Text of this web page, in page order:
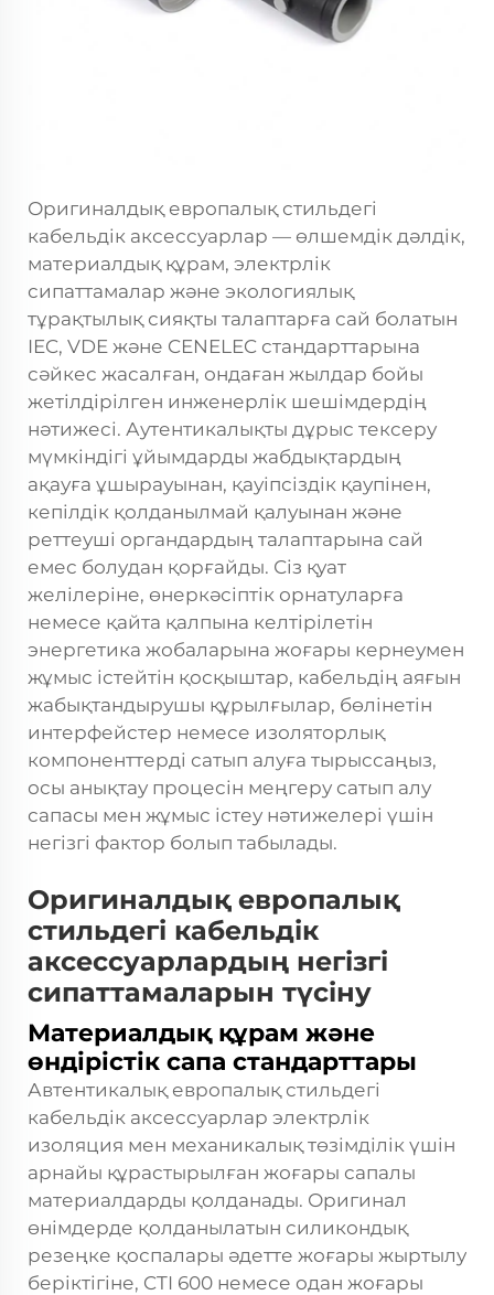
Оригиналдық европалық стильдегі
кабельдік аксессуарлар — өлшемдік дәлдік,
материалдық құрам, электрлік
сипаттамалар және экологиялық
тұрақтылық сияқты талаптарға сай болатын
IEC, VDE және CENELEC стандарттарына
сәйкес жасалған, ондаған жылдар бойы
жетілдірілген инженерлік шешімдердің
нәтижесі. Аутентикалықты дұрыс тексеру
мүмкіндігі ұйымдарды жабдықтардың
ақауға ұшырауынан, қауіпсіздік қаупінен,
кепілдік қолданылмай қалуынан және
реттеуші органдардың талаптарына сай
емес болудан қорғайды. Сіз қуат
желілеріне, өнеркәсіптік орнатуларға
немесе қайта қалпына келтірілетін
энергетика жобаларына жоғары кернеумен
жұмыс істейтін қосқыштар, кабельдің аяғын
жабықтандырушы құрылғылар, бөлінетін
интерфейстер немесе изоляторлық
компоненттерді сатып алуға тырыссаңыз,
осы анықтау процесін меңгеру сатып алу
сапасы мен жұмыс істеу нәтижелері үшін
негізгі фактор болып табылады.
Оригиналдық европалық
стильдегі кабельдік
аксессуарлардың негізгі
сипаттамаларын түсіну
Материалдық құрам және
өндірістік сапа стандарттары
Автентикалық европалық стильдегі
кабельдік аксессуарлар электрлік
изоляция мен механикалық төзімділік үшін
арнайы құрастырылған жоғары сапалы
материалдарды қолданады. Оригинал
өнімдерде қолданылатын силикондық
резеңке қоспалары әдетте жоғары жыртылу
беріктігіне, CTI 600 немесе одан жоғары